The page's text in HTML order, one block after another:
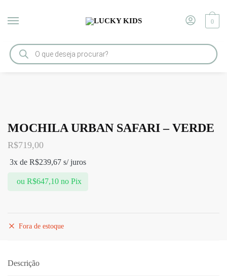
0
Início / MOCHILAS / MOCHILA URBAN SAFARI – VERDE
MOCHILA URBAN SAFARI – VERDE
R$719,00
ou R$647,10 no Pix
3x de R$239,67 s/ juros
Fora de estoque
Descrição